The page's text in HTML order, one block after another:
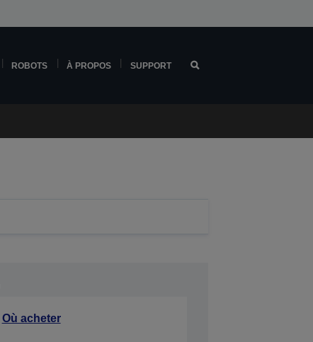
ROBOTS À PROPOS SUPPORT
Où acheter